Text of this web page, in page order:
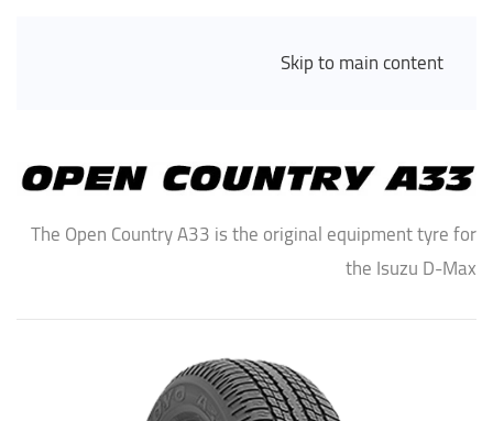
Skip to main content
The Open Country A33 is the original equipment tyre for
the Isuzu D-Max